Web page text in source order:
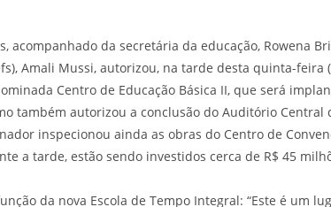
acompanhado da secretária da educação, Rowena
Amali Mussi, autorizou, na tarde desta quinta-feira
Centro de Educação Básica II, que será
também autorizou a conclusão do Auditório Central
inspecionou ainda as obras do Centro de
a tarde, estão sendo investidos cerca de R$ 45
da nova Escola de Tempo Integral: “Este é um